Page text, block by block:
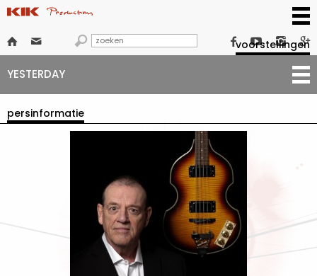
      
voorstellingen
YESTERDAY
persinformatie